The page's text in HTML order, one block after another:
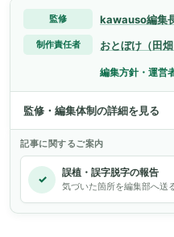
監修 kawauso編集
制作責任者 おとぼけ（田畑
編集方針・運営
監修・編集体制の詳細を見る
記事に関するご案内
✓ 誤植・誤字脱字の報告
気づいた箇所を編集部へ送